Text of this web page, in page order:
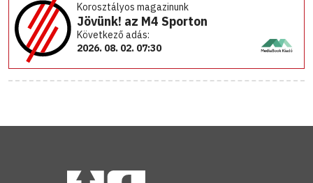
Korosztályos magazinunk
Jövünk! az M4 Sporton
Következő adás:
2026. 08. 02. 07:30